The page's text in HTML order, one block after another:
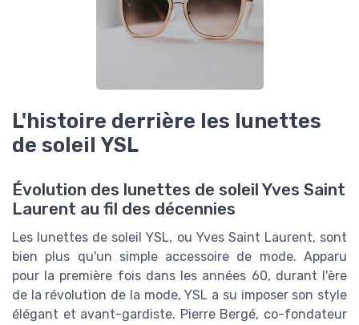
L'histoire derrière les lunettes
de soleil YSL
Évolution des lunettes de soleil Yves Saint
Laurent au fil des décennies
Les lunettes de soleil YSL, ou Yves Saint Laurent, sont
bien plus qu'un simple accessoire de mode. Apparu
pour la première fois dans les années 60, durant l'ère
de la révolution de la mode, YSL a su imposer son style
élégant et avant-gardiste. Pierre Bergé, co-fondateur